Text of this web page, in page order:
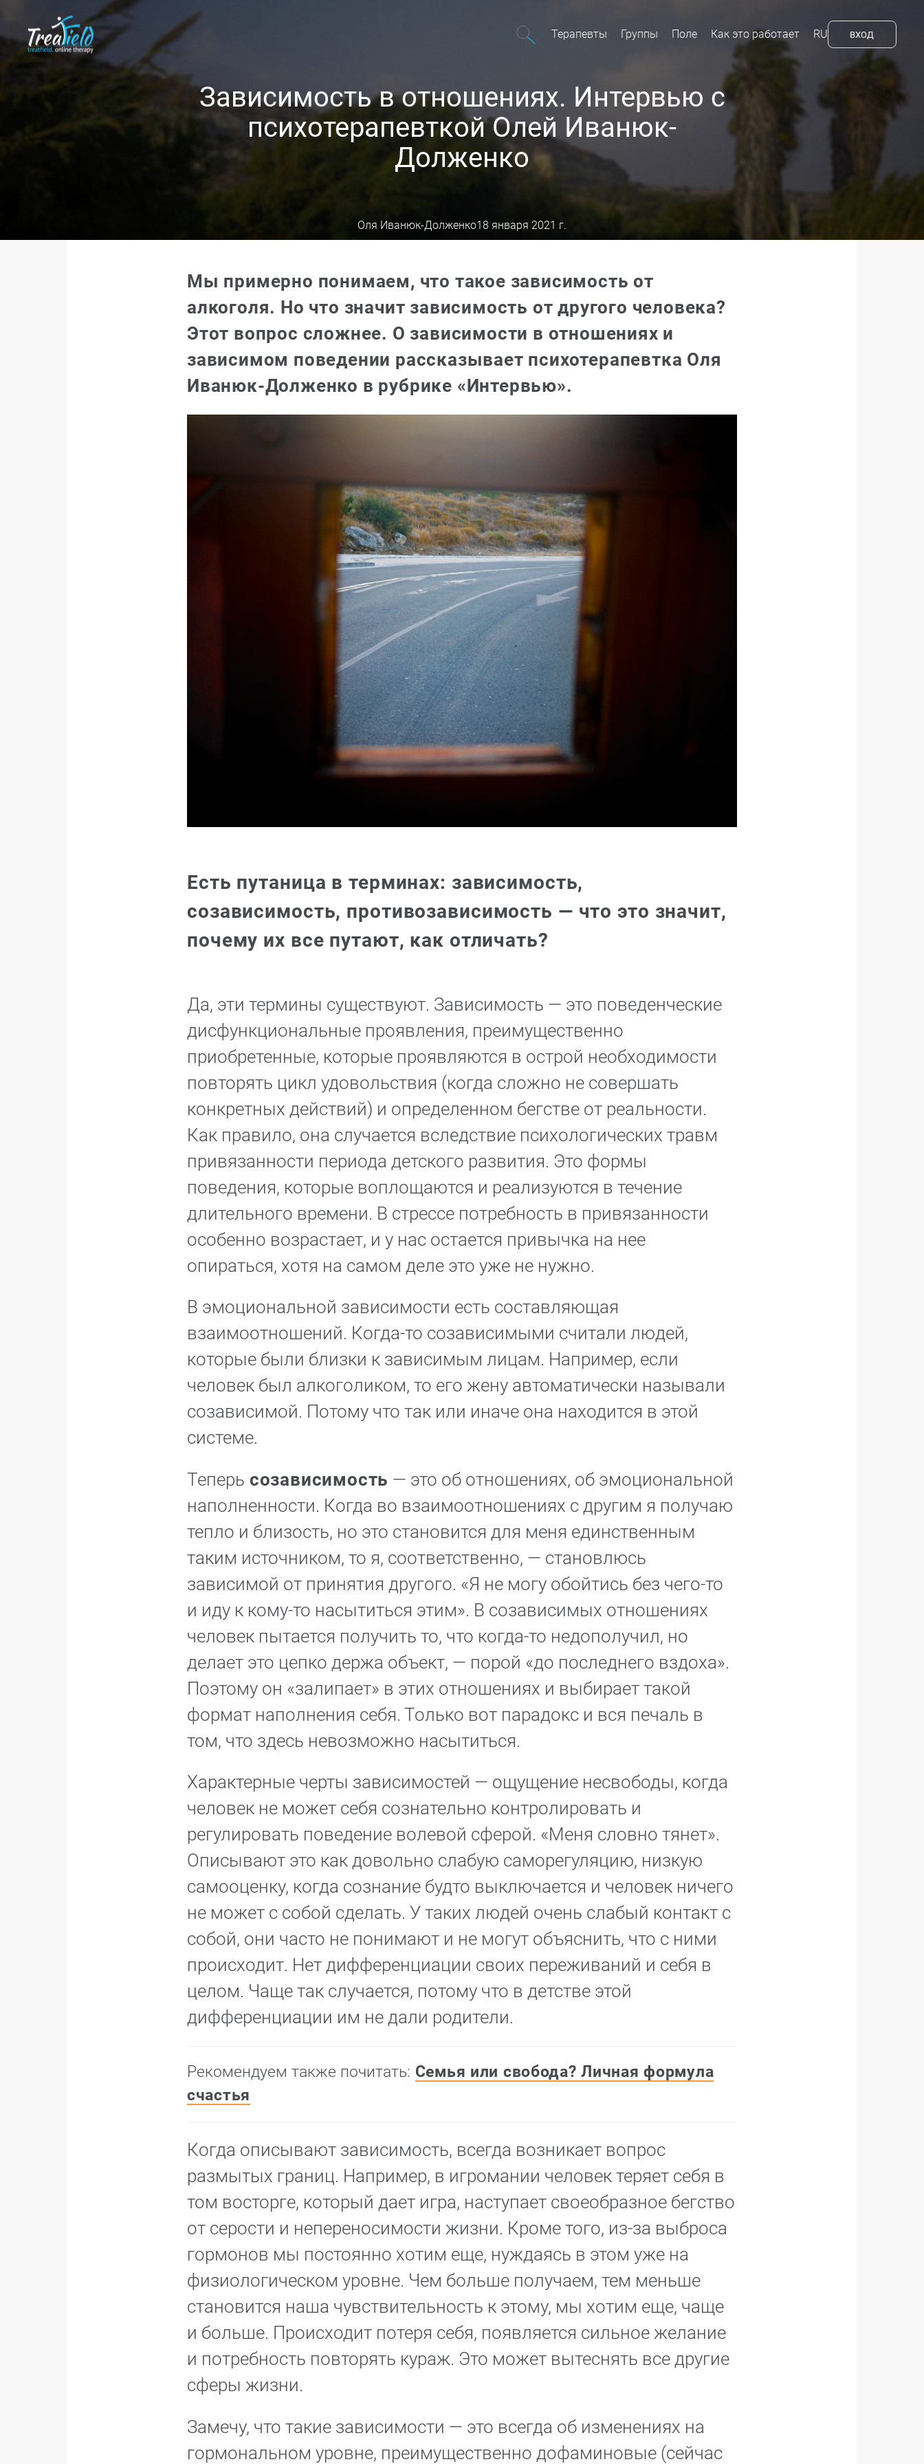
Терапевты Группы Поле Как это работает RU ВХОД
Зависимость в отношениях. Интервью с
психотерапевткой Олей Иванюк-
Долженко
Оля Иванюк-Долженко18 января 2021 г.
Мы примерно понимаем, что такое зависимость от
алкоголя. Но что значит зависимость от другого человека?
Этот вопрос сложнее. О зависимости в отношениях и
зависимом поведении рассказывает психотерапевтка Оля
Иванюк-Долженко в рубрике «Интервью».
Есть путаница в терминах: зависимость,
созависимость, противозависимость — что это значит,
почему их все путают, как отличать?
Да, эти термины существуют. Зависимость — это поведенческие
дисфункциональные проявления, преимущественно
приобретенные, которые проявляются в острой необходимости
повторять цикл удовольствия (когда сложно не совершать
конкретных действий) и определенном бегстве от реальности.
Как правило, она случается вследствие психологических травм
привязанности периода детского развития. Это формы
поведения, которые воплощаются и реализуются в течение
длительного времени. В стрессе потребность в привязанности
особенно возрастает, и у нас остается привычка на нее
опираться, хотя на самом деле это уже не нужно.
В эмоциональной зависимости есть составляющая
взаимоотношений. Когда-то созависимыми считали людей,
которые были близки к зависимым лицам. Например, если
человек был алкоголиком, то его жену автоматически называли
созависимой. Потому что так или иначе она находится в этой
системе.
Теперь созависимость — это об отношениях, об эмоциональной
наполненности. Когда во взаимоотношениях с другим я получаю
тепло и близость, но это становится для меня единственным
таким источником, то я, соответственно, — становлюсь
зависимой от принятия другого. «Я не могу обойтись без чего-то
и иду к кому-то насытиться этим». В созависимых отношениях
человек пытается получить то, что когда-то недополучил, но
делает это цепко держа объект, — порой «до последнего вздоха».
Поэтому он «залипает» в этих отношениях и выбирает такой
формат наполнения себя. Только вот парадокс и вся печаль в
том, что здесь невозможно насытиться.
Характерные черты зависимостей — ощущение несвободы, когда
человек не может себя сознательно контролировать и
регулировать поведение волевой сферой. «Меня словно тянет».
Описывают это как довольно слабую саморегуляцию, низкую
самооценку, когда сознание будто выключается и человек ничего
не может с собой сделать. У таких людей очень слабый контакт с
собой, они часто не понимают и не могут объяснить, что с ними
происходит. Нет дифференциации своих переживаний и себя в
целом. Чаще так случается, потому что в детстве этой
дифференциации им не дали родители.
Рекомендуем также почитать: Семья или свобода? Личная формула
счастья
Когда описывают зависимость, всегда возникает вопрос
размытых границ. Например, в игромании человек теряет себя в
том восторге, который дает игра, наступает своеобразное бегство
от серости и непереносимости жизни. Кроме того, из-за выброса
гормонов мы постоянно хотим еще, нуждаясь в этом уже на
физиологическом уровне. Чем больше получаем, тем меньше
становится наша чувствительность к этому, мы хотим еще, чаще
и больше. Происходит потеря себя, появляется сильное желание
и потребность повторять кураж. Это может вытеснять все другие
сферы жизни.
Замечу, что такие зависимости — это всегда об изменениях на
гормональном уровне, преимущественно дофаминовые (сейчас